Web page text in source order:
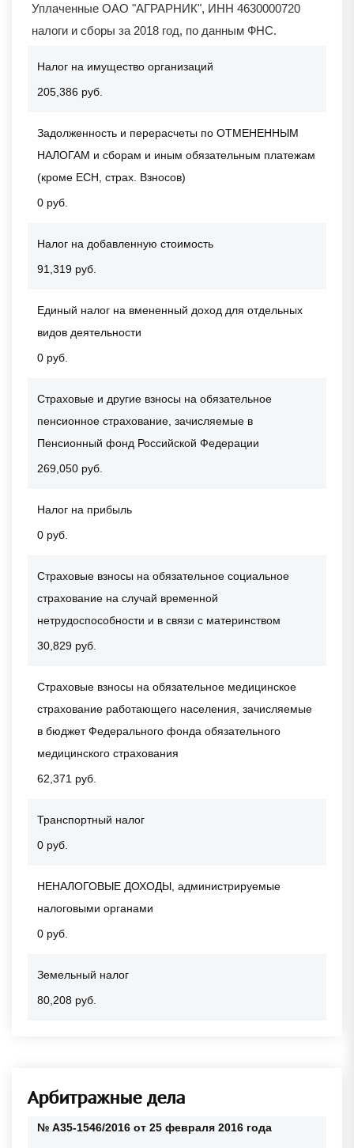
Уплаченные ОАО "АГРАРНИК", ИНН 4630000720
налоги и сборы за 2018 год, по данным ФНС.
Налог на имущество организаций
205,386 руб.
Задолженность и перерасчеты по ОТМЕНЕННЫМ
НАЛОГАМ и сборам и иным обязательным платежам
(кроме ЕСН, страх. Взносов)
0 руб.
Налог на добавленную стоимость
91,319 руб.
Единый налог на вмененный доход для отдельных
видов деятельности
0 руб.
Страховые и другие взносы на обязательное
пенсионное страхование, зачисляемые в
Пенсионный фонд Российской Федерации
269,050 руб.
Налог на прибыль
0 руб.
Страховые взносы на обязательное социальное
страхование на случай временной
нетрудоспособности и в связи с материнством
30,829 руб.
Страховые взносы на обязательное медицинское
страхование работающего населения, зачисляемые
в бюджет Федерального фонда обязательного
медицинского страхования
62,371 руб.
Транспортный налог
0 руб.
НЕНАЛОГОВЫЕ ДОХОДЫ, администрируемые
налоговыми органами
0 руб.
Земельный налог
80,208 руб.
Арбитражные дела
№ А35-1546/2016 от 25 февраля 2016 года